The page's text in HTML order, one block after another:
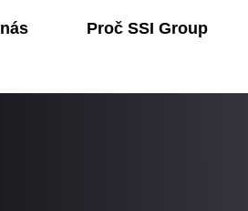
Proč SSI Group